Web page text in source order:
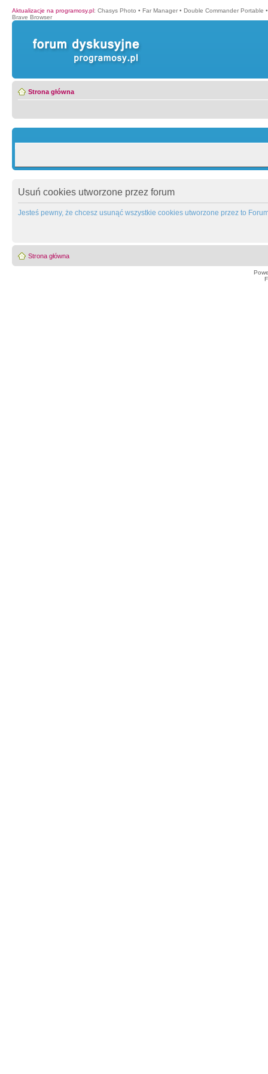
Aktualizacje na programosy.pl: Chasys Photo • Far Manager • Double Commander Portable
Brave Browser
Strona główna
Usuń cookies utworzone przez forum
Jesteś pewny, że chcesz usunąć wszystkie cookies utworzone przez to
Strona główna